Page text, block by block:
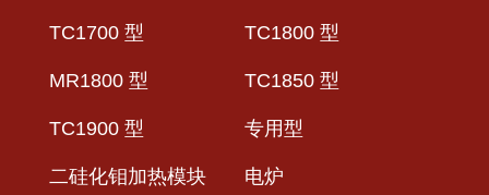
TC1700 型 TC1800 型
MR1800 型 TC1850 型
TC1900 型 专用型
二硅化钼加热模块 电炉